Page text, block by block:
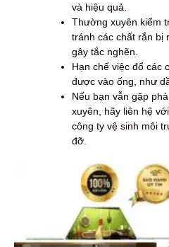
và hiệu quả.
Thường xuyên kiểm
tránh các chất rắn bị
gây tắc nghẽn.
Hạn chế việc đổ các
được vào ống, như
Nếu bạn vẫn gặp
xuyên, hãy liên hệ
công ty vệ sinh môi
đỡ.